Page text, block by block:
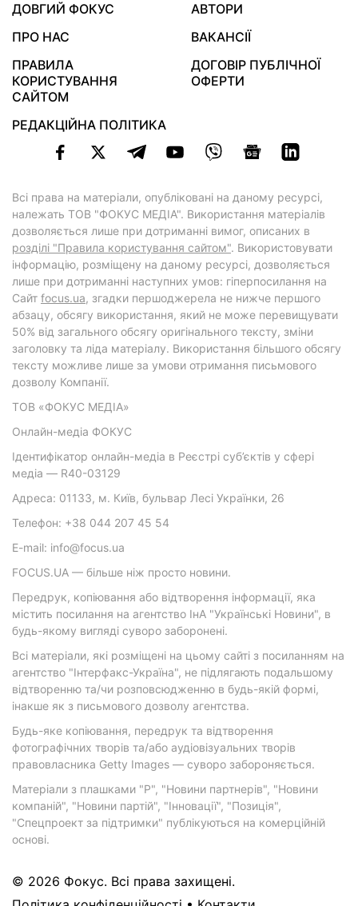
ДОВГИЙ ФОКУС
АВТОРИ
ПРО НАС
ВАКАНСІЇ
ПРАВИЛА
КОРИСТУВАННЯ
САЙТОМ
ДОГОВІР ПУБЛІЧНОЇ
ОФЕРТИ
РЕДАКЦІЙНА ПОЛІТИКА
Всі права на матеріали, опубліковані на даному ресурсі,
належать ТОВ "ФОКУС МЕДІА". Використання матеріалів
дозволяється лише при дотриманні вимог, описаних в
розділі "Правила користування сайтом". Використовувати
інформацію, розміщену на даному ресурсі, дозволяється
лише при дотриманні наступних умов: гіперпосилання на
Cайт focus.ua, згадки першоджерела не нижче першого
абзацу, обсягу використання, який не може перевищувати
50% від загального обсягу оригінального тексту, зміни
заголовку та ліда матеріалу. Використання більшого обсягу
тексту можливе лише за умови отримання письмового
дозволу Компанії.
ТОВ «ФОКУС МЕДІА»
Онлайн-медіа ФОКУС
Ідентифікатор онлайн-медіа в Реєстрі суб’єктів у сфері
медіа — R40-03129
Адреса: 01133, м. Київ, бульвар Лесі Українки, 26
Телефон: +38 044 207 45 54
E-mail: info@focus.ua
FOCUS.UA — більше ніж просто новини.
Передрук, копіювання або відтворення інформації, яка
містить посилання на агентство ІнА "Українські Новини", в
будь-якому вигляді суворо заборонені.
Всі матеріали, які розміщені на цьому сайті з посиланням на
агентство "Інтерфакс-Україна", не підлягають подальшому
відтворенню та/чи розповсюдженню в будь-якій формі,
інакше як з письмового дозволу агентства.
Будь-яке копіювання, передрук та відтворення
фотографічних творів та/або аудіовізуальних творів
правовласника Getty Images — суворо забороняється.
Матеріали з плашками "Р", "Новини партнерів", "Новини
компаній", "Новини партій", "Інновації", "Позиція",
"Спецпроект за підтримки" публікуються на комерційній
основі.
© 2026 Фокус. Всі права захищені.